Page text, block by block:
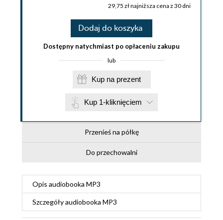
29,75 zł najniższa cena z 30 dni
Dodaj do koszyka
Dostępny natychmiast po opłaceniu zakupu
lub
Kup na prezent
Kup 1-kliknięciem
Przenieś na półkę
Do przechowalni
Opis audiobooka MP3
Szczegółyaudiobooka MP3